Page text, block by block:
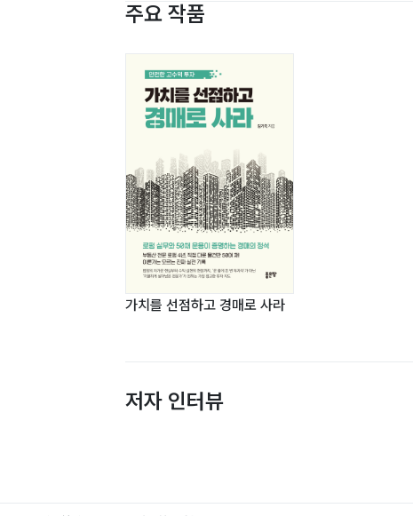
주요 작품
가치를 선점하고 경매로 사라
저자 인터뷰